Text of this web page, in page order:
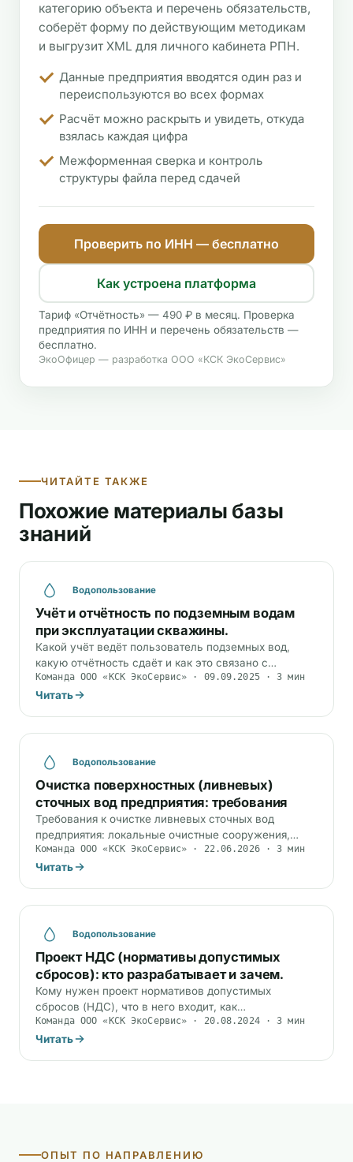
категорию объекта и перечень обязательств,
соберёт форму по действующим методикам
и выгрузит XML для личного кабинета РПН.
Данные предприятия вводятся один раз и
переиспользуются во всех формах
Расчёт можно раскрыть и увидеть, откуда
взялась каждая цифра
Межформенная сверка и контроль
структуры файла перед сдачей
Проверить по ИНН — бесплатно
Как устроена платформа
Тариф «Отчётность» — 490 ₽ в месяц. Проверка
предприятия по ИНН и перечень обязательств —
бесплатно.
ЭкоОфицер — разработка ООО «КСК ЭкоСервис»
ЧИТАЙТЕ ТАКЖЕ
Похожие материалы базы
знаний
Водопользование
Учёт и отчётность по подземным водам
при эксплуатации скважины.
Какой учёт ведёт пользователь подземных вод,
какую отчётность сдаёт и как это связано с
лицензией на недра и мониторингом.
Команда ООО «КСК ЭкоСервис» · 09.09.2025 · 3 мин
Читать
Водопользование
Очистка поверхностных (ливневых)
сточных вод предприятия: требования
Требования к очистке ливневых сточных вод
предприятия: локальные очистные сооружения,
нормативы сброса (НДС), программа наблюдений и
ответственность по КоАП РФ.
Команда ООО «КСК ЭкоСервис» · 22.06.2026 · 3 мин
Читать
Водопользование
Проект НДС (нормативы допустимых
сбросов): кто разрабатывает и зачем.
Кому нужен проект нормативов допустимых
сбросов (НДС), что в него входит, как
рассчитывается и согласовывается. Сброс сточных
вод в водные…
Команда ООО «КСК ЭкоСервис» · 20.08.2024 · 3 мин
Читать
ОПЫТ ПО НАПРАВЛЕНИЮ